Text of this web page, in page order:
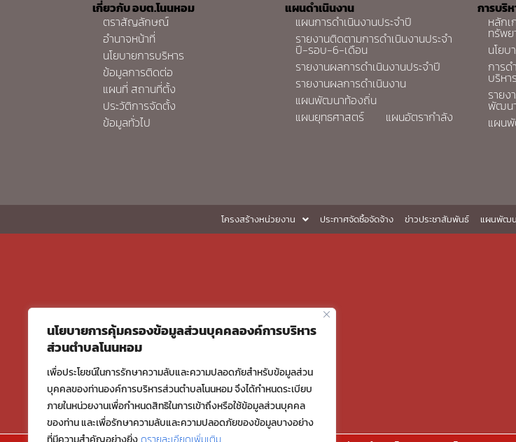
นโยบายการคุ้มครองข้อมูลส่วนบุคคลองค์การบริหาร
ส่วนตำบลโนนหอม
เพื่อประโยชน์ในการรักษาความลับและความปลอดภัยสำหรับข้อมูลส่วน
บุคคลของท่านองค์การบริหารส่วนตำบลโนนหอม จึงได้กำหนดระเบียบ
ภายในหน่วยงานเพื่อกำหนดสิทธิในการเข้าถึงหรือใช้ข้อมูลส่วนบุคคล
ของท่าน และเพื่อรักษาความลับและความปลอดภัยของข้อมูลบางอย่าง
เกี่ยวกับ อบต.โนนหอม
ตราสัญลักษณ์
อำนาจหน้าที่
นโยบายการบริหาร
ข้อมูลการติดต่อ
แผนที่ สถานที่ตั้ง
ประวัติการจัดตั้ง
ข้อมูลทั่วไป
แผนดำเนินงาน
แผนการดำเนินงานประจำปี
รายงานติดตามการดำเนินงานประจำ
ปี-รอบ-6-เดือน
รายงานผลการดำเนินงานประจำปี
รายงานผลการดำเนินงาน
แผนพัฒนาท้องถิ่น
แผนยุทธศาสตร์
แผนอัตรากำลัง
การบริ
หลัก
ทรัพ
นโย
การด
บริห
รายง
พัฒน
แผน
โครงสร้างหน่วยงาน ประกาศจัดซื้อจัดจ้าง ข่าวประชาสัมพันธ์ แผนพัฒ